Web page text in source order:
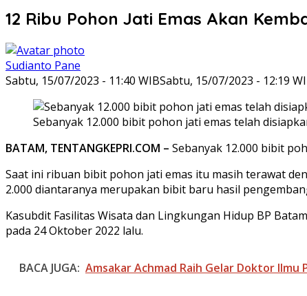
12 Ribu Pohon Jati Emas Akan
Sudianto Pane
Sabtu, 15/07/2023 - 11:40 WIBSabtu, 15/07/2023 - 12:19
Sebanyak 12.000 bibit pohon jati emas telah
BATAM, TENTANGKEPRI.COM – Sebanyak 12.000 bibit
Saat ini ribuan bibit pohon jati emas itu masih terawat
2.000 diantaranya merupakan bibit baru hasil
Kasubdit Fasilitas Wisata dan Lingkungan Hidup BP
pada 24 Oktober 2022 lalu.
BACA JUGA: Amsakar Achmad Raih Gelar Doktor